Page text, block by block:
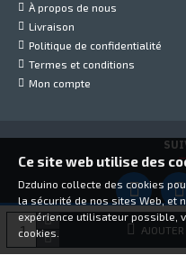
À propos de nous
Livraison
Politique de confidentialité
Termes et conditions
Mon compte
Copyright © 2021,
Ce site web utilise des
Dzduino collecte des cookies
la sécurité de nos sites Web, et
expérience utilisateur possible,
cookies.